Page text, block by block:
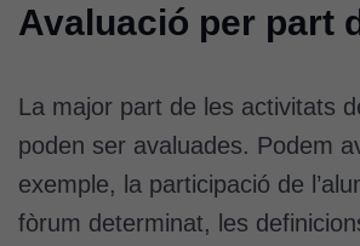
Avaluació per part
La major part de les activitats
poden ser avaluades. Podem
exemple, la participació de
fòrum determinat, les